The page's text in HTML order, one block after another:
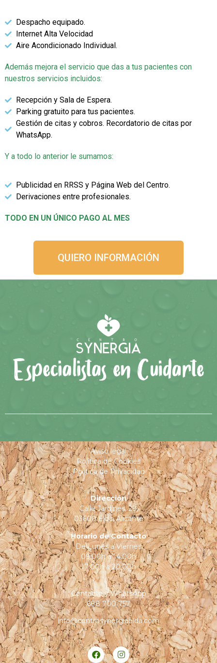
Despacho equipado.
Internet Alta Velocidad
Aire Acondicionado Individual.
Además mejora el servicio que das a tus pacientes con
nuestros servicios incluidos:
Recepción y Sala de Espera.
Parking gratuito para tus pacientes.
Gestión de citas y cobros. Recordatorio de citas por
WhatsApp.
Y a todo lo anterior le sumamos:
Publicidad en RRSS y Página Web del Centro.
Derivaciones entre profesionales.
TODO EN UN ÚNICO PAGO AL MES
QUIERO INFORMACIÓN
Aviso legal
Política de Cookies
Política de Privacidad
Dirección
Calle Jardines, 29,
03600 Elda, Alicante
Horario de Contacto
De Lunes a Viernes
09:00h a 14:00h
17:00h a 20:00h
Contacto y WhatsApp
688 700 757
info@centrosynergiaelda.com